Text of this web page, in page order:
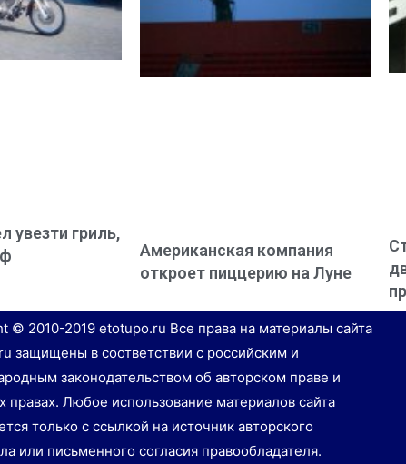
увезти гриль,
Американская компания
откроет пиццерию на Луне
© 2010-2019 etotupo.ru Все права на материалы сайта
защищены в соответствии с российским и
законодательством об авторском праве и
правах. Любое использование материалов сайта
только с ссылкой на источник авторского
или письменного согласия правообладателя.